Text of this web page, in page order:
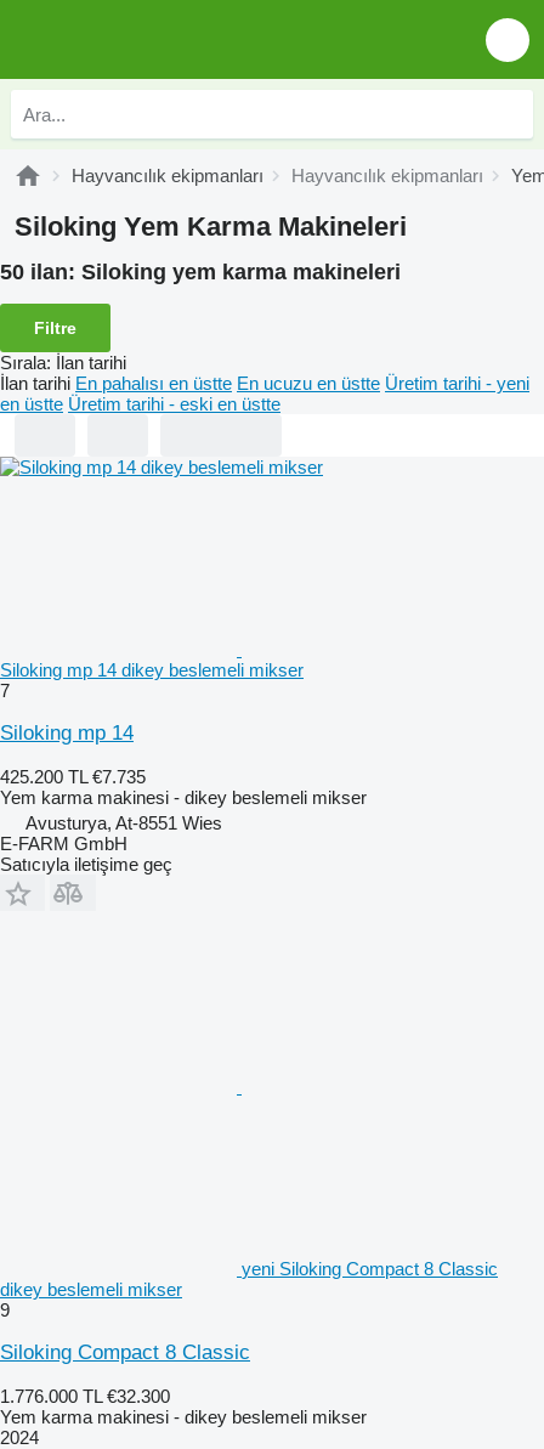
Hayvancılık ekipmanları Hayvancılık ekipmanları
Siloking Yem Karma Makineleri
50 ilan: Siloking yem karma makineleri
Filtre
Sırala: İlan tarihi
İlan tarihi En pahalısı en üstte En ucuzu en üstte Üretim tarihi - yeni
en üstte Üretim tarihi - eski en üstte
Siloking mp 14 dikey beslemeli mikser
7
Siloking mp 14
425.200 TL €7.735
Yem karma makinesi - dikey beslemeli mikser
Avusturya, At-8551 Wies
E-FARM GmbH
Satıcıyla iletişime geç
yeni Siloking Compact 8 Classic
dikey beslemeli mikser
9
Siloking Compact 8 Classic
1.776.000 TL €32.300
Yem karma makinesi - dikey beslemeli mikser
2024